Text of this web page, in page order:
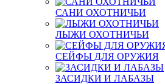
САНИ ОХОТНИЧЬИ
ЛЫЖИ ОХОТНИЧЬИ
СЕЙФЫ ДЛЯ ОРУЖИЯ
ЗАСИДКИ И ЛАБАЗЫ